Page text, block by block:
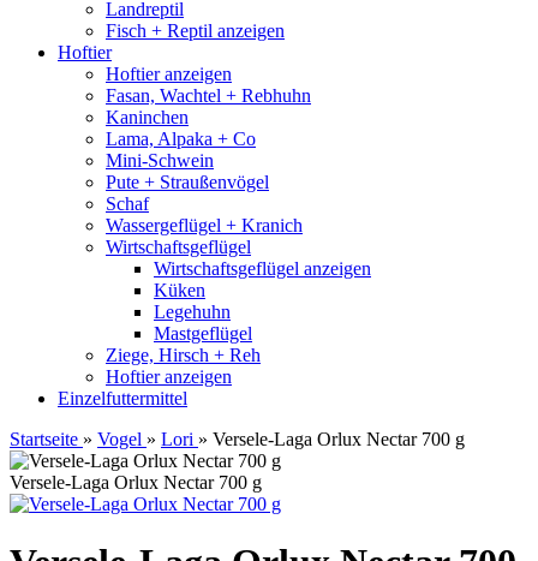
Landreptil
Fisch + Reptil anzeigen
Hoftier
Hoftier anzeigen
Fasan, Wachtel + Rebhuhn
Kaninchen
Lama, Alpaka + Co
Mini-Schwein
Pute + Straußenvögel
Schaf
Wassergeflügel + Kranich
Wirtschaftsgeflügel
Wirtschaftsgeflügel anzeigen
Küken
Legehuhn
Mastgeflügel
Ziege, Hirsch + Reh
Hoftier anzeigen
Einzelfuttermittel
Startseite » Vogel » Lori » Versele-Laga Orlux Nectar 700 g
Versele-Laga Orlux Nectar 700 g